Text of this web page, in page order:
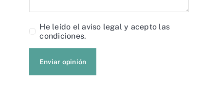
He leído elaviso legal y acepto las
condiciones.
Enviar opinión